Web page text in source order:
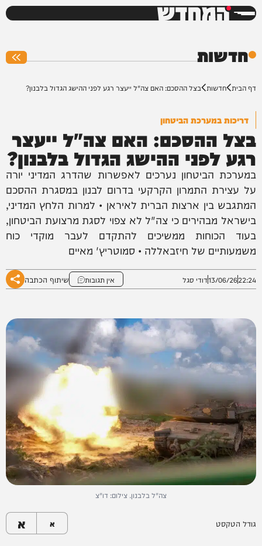
המחדש
חדשות
דף הבית חדשות בצל ההסכם: האם צה"ל ייעצר רגע לפני ההישג הגדול בלבנון?
דריכות במערכת הביטחון
בצל ההסכם: האם צה"ל ייעצר
רגע לפני ההישג הגדול בלבנון?
במערכת הביטחון נערכים לאפשרות שהדרג המדיני יורה
על עצירת התמרון הקרקעי בדרום לבנון במסגרת ההסכם
המתגבש בין ארצות הברית לאיראן • למרות הלחץ המדיני,
בישראל מבהירים כי צה"ל לא צפוי לסגת מרצועת הביטחון,
בעוד הכוחות ממשיכים להתקדם לעבר מוקדי כוח
משמעותיים של חיזבאללה • סמוטריץ' מאיים
22:24
13/06/26דודי סגל אין תגובות שיתוף הכתבה
צה"ל בלבנון. צילום: דו"צ
גודל הטקסט א א